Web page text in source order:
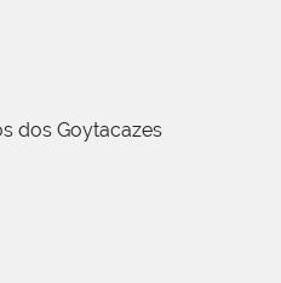
dos Goytacazes